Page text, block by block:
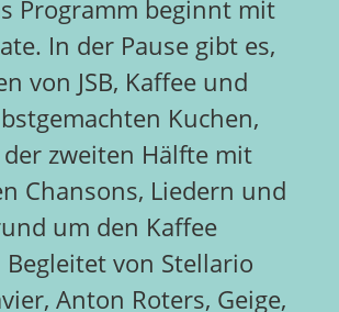
Programm beginnt mit
In der Pause gibt es,
von JSB, Kaffee und
Kuchen,
zweiten Hälfte mit
Chansons, Liedern und
um den Kaffee
von Stellario
Anton Roters, Geige,